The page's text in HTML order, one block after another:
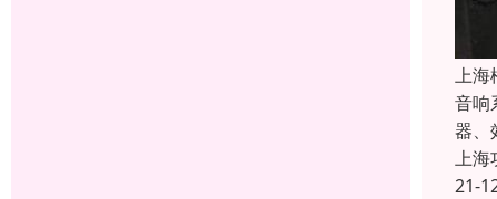
上海
音响
器、
上海
21-